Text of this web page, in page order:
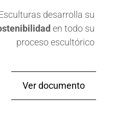
desarrolla su
en todo su
proceso escultórico
Ver documento